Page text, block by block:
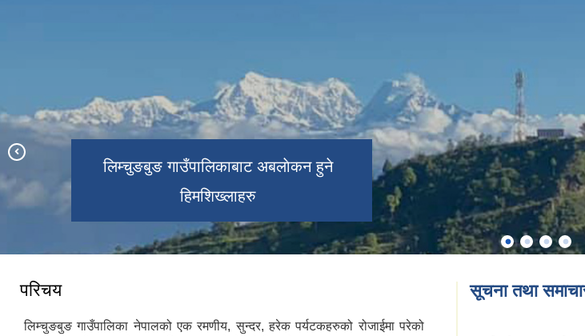
लिम्चुङबुङ गाउँपालिकाबाट अबलाेकन हुने
हिमशिख्लाहरु
लिम्चुङबुङ गाउँपालिका अन्तरगतकाे Everest
View Top
Everest View Top बाट देखिने हिमालहरु
लिम्चुङबुङ गाउँपालिकाकाे नक्सा
परिचय
लिम्चुङबुङ गाउँपालिका नेपालको एक रमणीय, सुन्दर, हरेक पर्यटकहरुको रोजाईमा परेको
सूचना तथा